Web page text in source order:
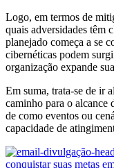
Logo, em termos de
quais adversidades têm
planejado começa a se
cibernéticas podem
organização expande
Em suma, trata-se de ir
caminho para o alcance
de como eventos ou
capacidade de